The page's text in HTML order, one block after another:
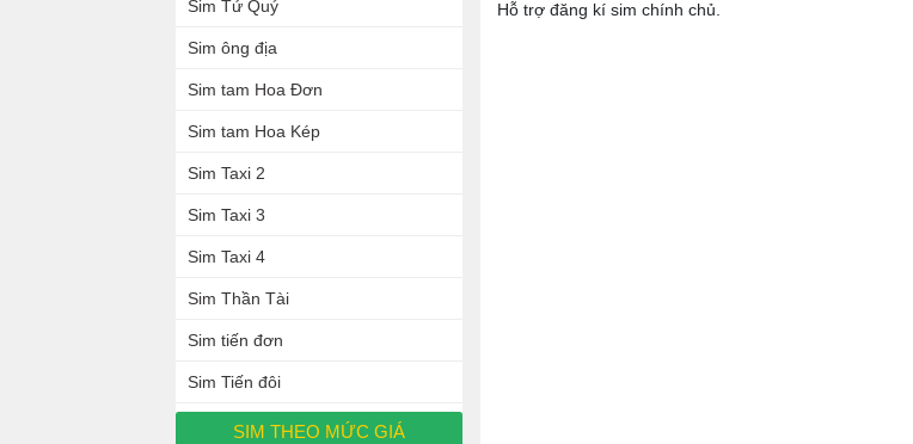
Hỗ trợ đăng kí sim chính chủ.
Sim Tứ Quý
Sim ông địa
Sim tam Hoa Đơn
Sim tam Hoa Kép
Sim Taxi 2
Sim Taxi 3
Sim Taxi 4
Sim Thần Tài
Sim tiến đơn
Sim Tiến đôi
SIM THEO MỨC GIÁ